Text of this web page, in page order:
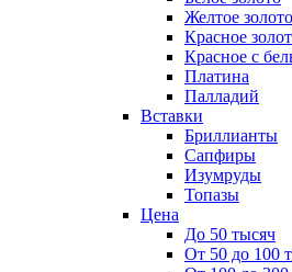
Желтое золото
Красное
Красное с
Платина
Палладий
Вставки
Бриллианты
Сапфиры
Изумруды
Топазы
Цена
До 50 тысяч
От 50 до 100